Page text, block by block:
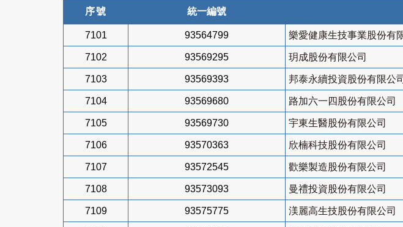
序號 統一編號
7101 93564799 樂愛健康生技事業股份有
7102 93569295 玥成股份有限公司
7103 93569393 邦泰永續投資股份有限公司
7104 93569680 路加六一四股份有限公司
7105 93569730 宇東生醫股份有限公司
7106 93570363 欣楠科技股份有限公司
7107 93572545 歡樂製造股份有限公司
7108 93573093 曼禮投資股份有限公司
7109 93575775 渼麗高生技股份有限公司